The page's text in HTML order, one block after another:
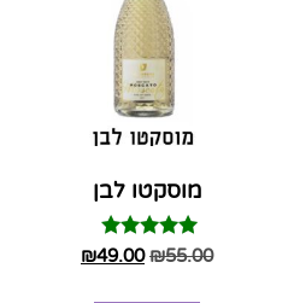
מוסקטו לבן
דורג
5.00
₪55.00
₪49.00